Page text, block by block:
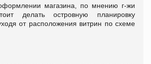
магазина, по мнению г-жи
делать островную планировку
от расположения витрин по схеме